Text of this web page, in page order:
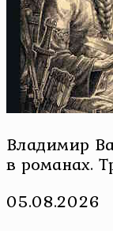
Владимир
в романах.
05.08.2026